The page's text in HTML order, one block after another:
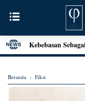
Kebebasan
Filsafat
dan Dialog Sains
Henri Bergson:
Beranda › Fiksi